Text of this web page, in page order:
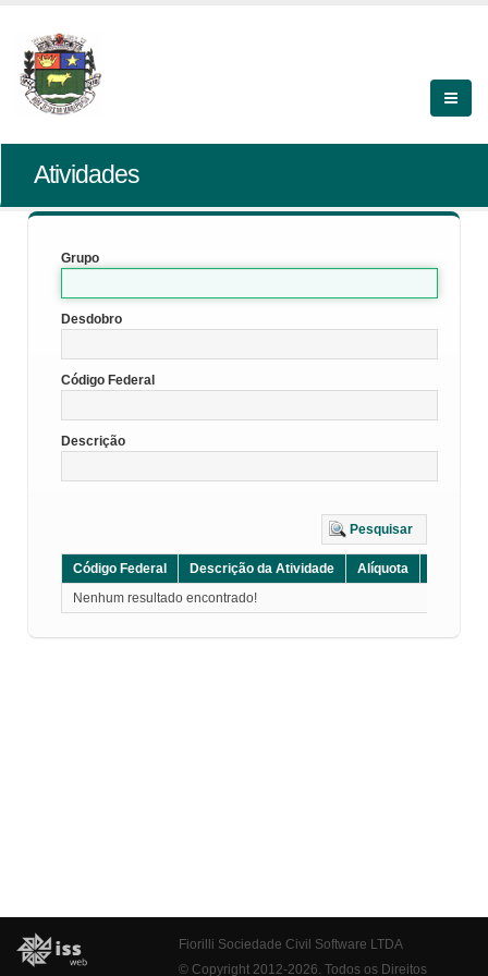
Atividades
Grupo
Desdobro
Código Federal
Descrição
Pesquisar
Código Federal Descrição da Atividade Alíquota
Nenhum resultado encontrado!
Fiorilli Sociedade Civil Software LTDA
© Copyright 2012-2026. Todos os Direitos